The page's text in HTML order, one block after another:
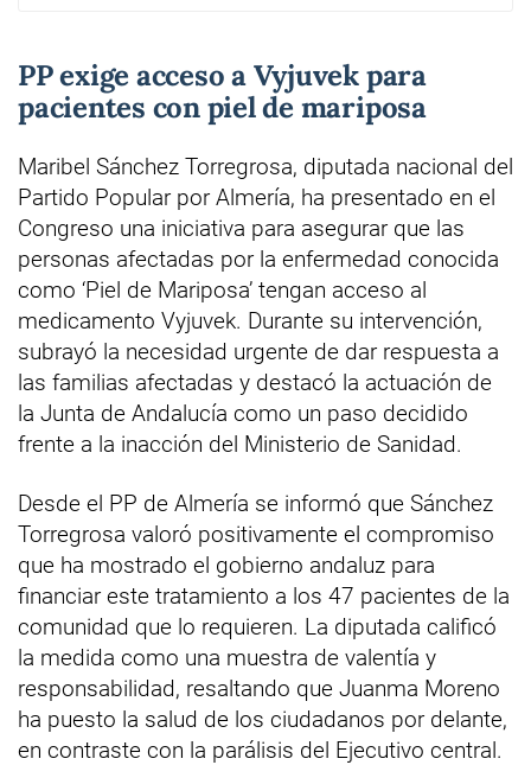
PP exige acceso a Vyjuvek para
pacientes con piel de mariposa
Maribel Sánchez Torregrosa, diputada nacional del
Partido Popular por Almería, ha presentado en el
Congreso una iniciativa para asegurar que las
personas afectadas por la enfermedad conocida
como ‘Piel de Mariposa’ tengan acceso al
medicamento Vyjuvek. Durante su intervención,
subrayó la necesidad urgente de dar respuesta a
las familias afectadas y destacó la actuación de
la Junta de Andalucía como un paso decidido
frente a la inacción del Ministerio de Sanidad.
Desde el PP de Almería se informó que Sánchez
Torregrosa valoró positivamente el compromiso
que ha mostrado el gobierno andaluz para
financiar este tratamiento a los 47 pacientes de la
comunidad que lo requieren. La diputada calificó
la medida como una muestra de valentía y
responsabilidad, resaltando que Juanma Moreno
ha puesto la salud de los ciudadanos por delante,
en contraste con la parálisis del Ejecutivo central.